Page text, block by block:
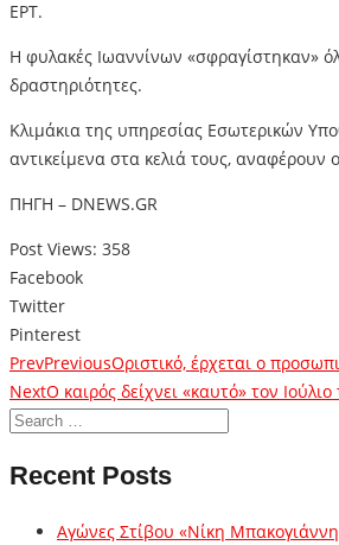
ΕΡΤ.
Η φυλακές Ιωαννίνων «σφραγίστηκαν»
δραστηριότητες.
Κλιμάκια της υπηρεσίας Εσωτερικών
αντικείμενα στα κελιά τους, αναφέρουν
ΠΗΓΗ – DNEWS.GR
Post Views: 358
Facebook
Twitter
Pinterest
PrevPreviousΟριστικό, έρχεται ο
NextΟ καιρός δείχνει «καυτό» τον
Recent Posts
Αγώνες Στίβου «Νίκη